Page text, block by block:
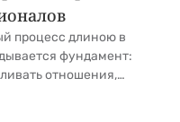
процесс длиною в
фундамент:
отношения,
в которой малыш